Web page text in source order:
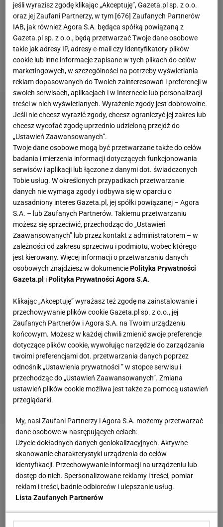
rundy turnieju ATP 500 w Barcelonie, na korcie
swojego imienia, 37-letni tenisista pewnie pokonał
Włocha Flavio Cobollego (ATP 62) 6:2, 6:3.W drugiej
rundzie czekało go już jednak zdecydowanie
trudniejsze zadanie.
Zobacz wideoGwiazdy sportu oszalały za padlem
Alex de Minaur zbyt silny dla Rafaela Nadala. Wynik
gorszy niż gra Hiszpana
jeśli wyrazisz zgodę klikając „Akceptuję”, Gazeta.pl sp. z o.o.
oraz jej Zaufani Partnerzy, w tym [676] Zaufanych Partnerów
IAB, jak również Agora S.A. będąca spółką powiązaną z
Gazeta.pl sp. z o.o., będą przetwarzać Twoje dane osobowe
takie jak adresy IP, adresy e-mail czy identyfikatory plików
cookie lub inne informacje zapisane w tych plikach do celów
marketingowych, w szczególności na potrzeby wyświetlania
reklam dopasowanych do Twoich zainteresowań i preferencji w
swoich serwisach, aplikacjach i w Internecie lub personalizacji
treści w nich wyświetlanych. Wyrażenie zgody jest dobrowolne.
Jeśli nie chcesz wyrazić zgody, chcesz ograniczyć jej zakres lub
chcesz wycofać zgodę uprzednio udzieloną przejdź do
„Ustawień Zaawansowanych”.
Twoje dane osobowe mogą być przetwarzane także do celów
badania i mierzenia informacji dotyczących funkcjonowania
serwisów i aplikacji lub łączone z danymi dot. świadczonych
Tobie usług. W określonych przypadkach przetwarzanie
danych nie wymaga zgody i odbywa się w oparciu o
uzasadniony interes Gazeta.pl, jej spółki powiązanej – Agora
S.A. – lub Zaufanych Partnerów. Takiemu przetwarzaniu
możesz się sprzeciwić, przechodząc do „Ustawień
Zaawansowanych” lub przez kontakt z administratorem – w
zależności od zakresu sprzeciwu i podmiotu, wobec którego
jest kierowany. Więcej informacji o przetwarzaniu danych
osobowych znajdziesz w dokumenciePolityka Prywatności
Gazeta.pl iPolityka Prywatności Agora S.A.
Klikając „Akceptuję” wyrażasz też zgodę na zainstalowanie i
przechowywanie plików cookie Gazeta.pl sp. z o.o., jej
Zaufanych Partnerów i Agora S.A. na Twoim urządzeniu
końcowym. Możesz w każdej chwili zmienić swoje preferencje
dotyczące plików cookie, wywołując narzędzie do zarządzania
twoimi preferencjami dot. przetwarzania danych poprzez
odnośnik „Ustawienia prywatności ” w stopce serwisu i
przechodząc do „Ustawień Zaawansowanych”. Zmiana
ustawień plików cookie możliwa jest także za pomocą ustawień
przeglądarki.
My, nasi Zaufani Partnerzy i Agora S.A. możemy przetwarzać
dane osobowe w następujących celach:
Użycie dokładnych danych geolokalizacyjnych. Aktywne
skanowanie charakterystyki urządzenia do celów
identyfikacji. Przechowywanie informacji na urządzeniu lub
dostęp do nich. Spersonalizowane reklamy i treści, pomiar
reklam i treści, badnie odbiorców i ulepszanie usług.
Lista Zaufanych Partnerów